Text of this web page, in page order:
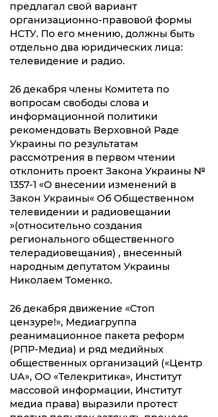
предлагал свой вариант
организационно-правовой формы
НСТУ. По его мнению, должны быть
отдельно два юридических лица:
телевидение и радио.
26 декабря члены Комитета по
вопросам свободы слова и
информационной политики
рекомендовать Верховной Раде
Украины по результатам
рассмотрения в первом чтении
отклонить проект Закона Украины №
1357-1 «О внесении изменений в
Закон Украины« Об Общественном
телевидении и радиовещании
»(относительно создания
регионального общественного
телерадиовещания) , внесенный
народным депутатом Украины
Николаем Томенко.
26 декабря движение «Стоп
цензуре!», Медиагруппа
реанимационное пакета реформ
(РПР-Медиа) и ряд медийных
общественных организаций («Центр
UA», ОО «Телекритика», Институт
массовой информации, Институт
медиа права) выразили протест